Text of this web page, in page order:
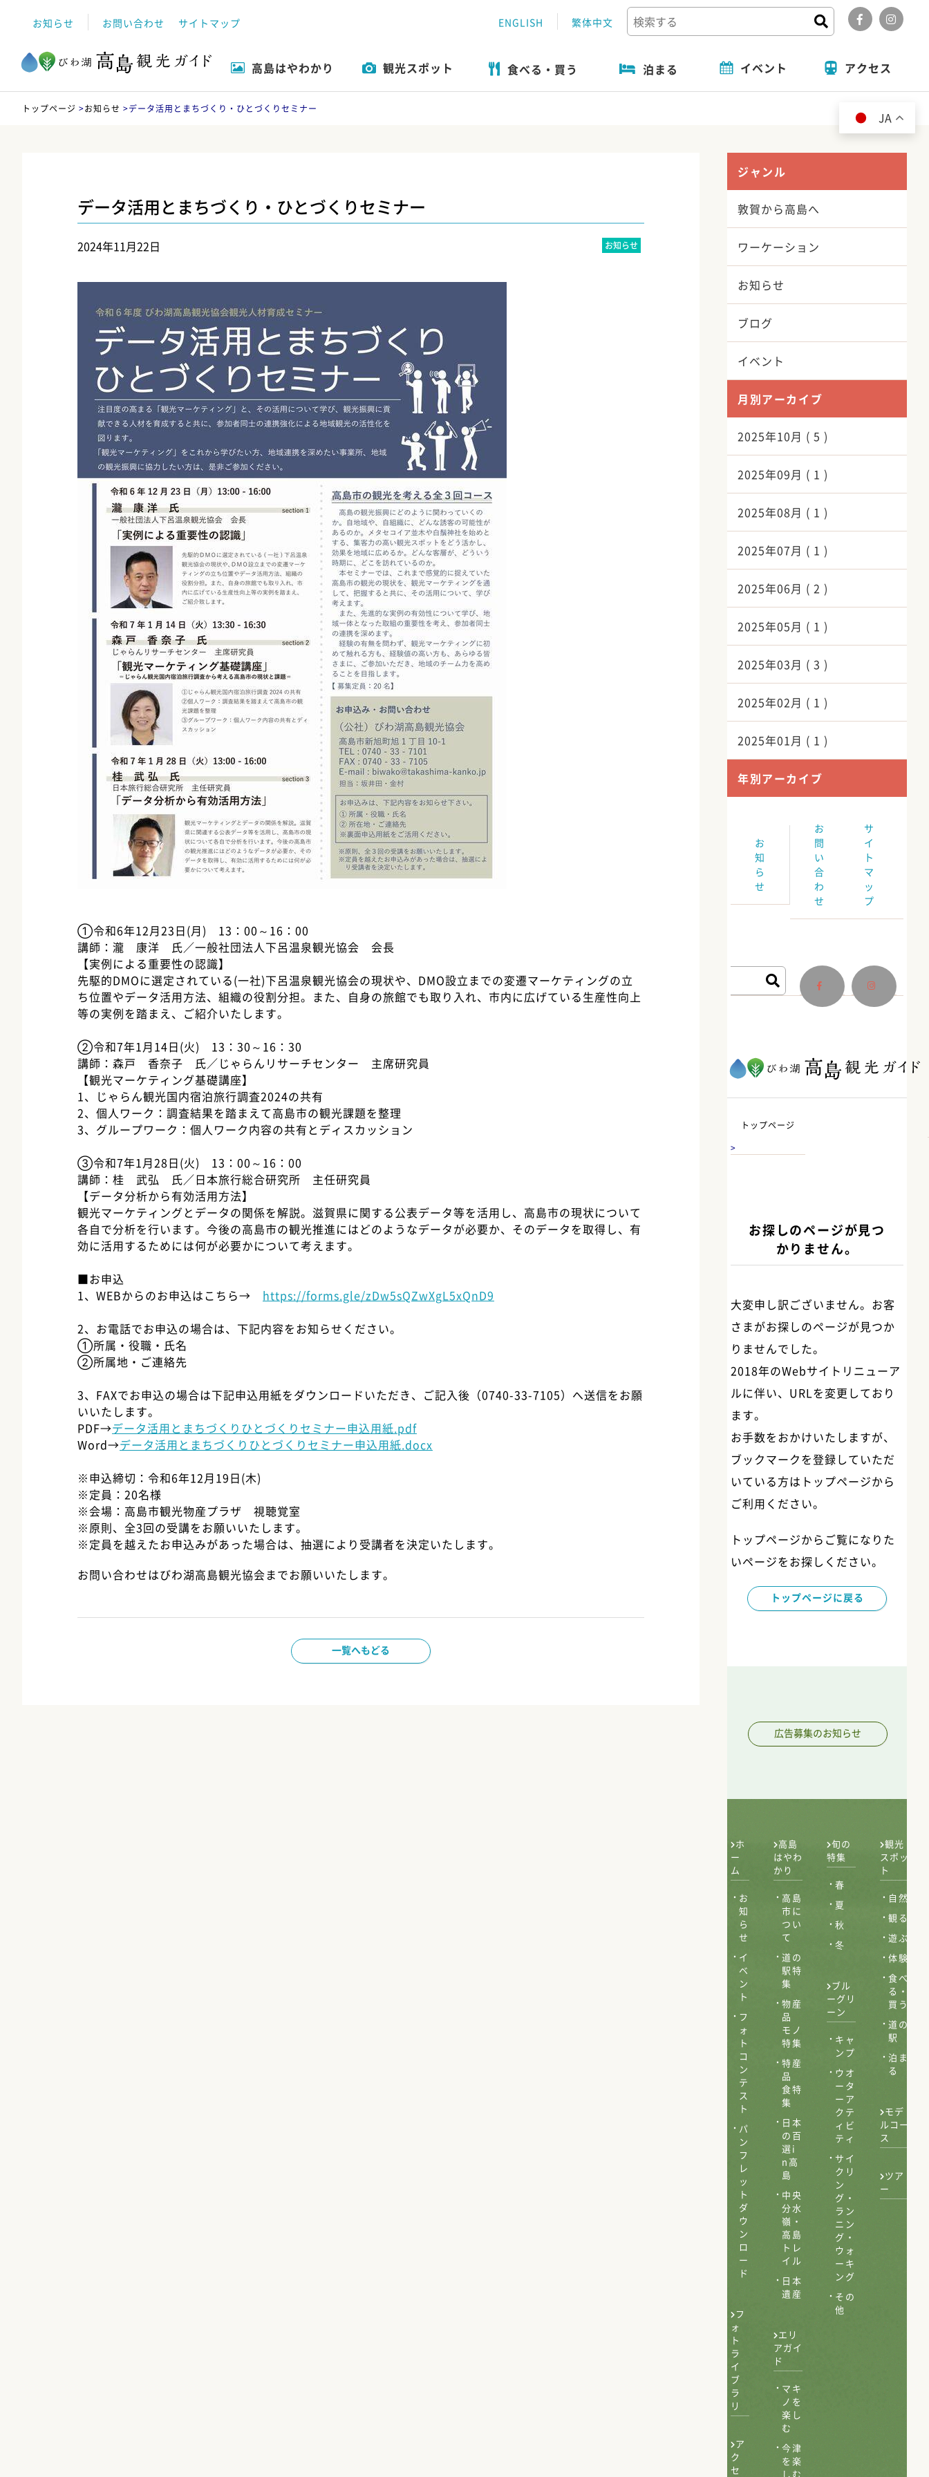
お知らせ お問い合わせ サイトマップ ENGLISH 繁体中文
高島はやわかり
高島市について
観光スポット
自然 観る
食べる・買う 泊まる イベント
イベント
アクセス
トップページ >お知らせ >データ活用とまちづくり・ひとづくりセミナー
データ活用とまちづくり・ひとづくりセミナー
2024年11月22日 お知らせ
①令和6年12月23日(月) 13：00～16：00
講師：瀧 康洋 氏／一般社団法人下呂温泉観光協会 会長
【実例による重要性の認識】
先駆的DMOに選定されている(一社)下呂温泉観光協会の現状や、DMO設立までの変遷マーケティングの立
ち位置やデータ活用方法、組織の役割分担。また、自身の旅館でも取り入れ、市内に広げている生産性向上
等の実例を踏まえ、ご紹介いたします。
②令和7年1月14日(火) 13：30～16：30
講師：森戸 香奈子 氏／じゃらんリサーチセンター 主席研究員
【観光マーケティング基礎講座】
1、じゃらん観光国内宿泊旅行調査2024の共有
2、個人ワーク：調査結果を踏まえて高島市の観光課題を整理
3、グループワーク：個人ワーク内容の共有とディスカッション
③令和7年1月28日(火) 13：00～16：00
講師：桂 武弘 氏／日本旅行総合研究所 主任研究員
【データ分析から有効活用方法】
観光マーケティングとデータの関係を解説。滋賀県に関する公表データ等を活用し、高島市の現状について
各自で分析を行います。今後の高島市の観光推進にはどのようなデータが必要か、そのデータを取得し、有
効に活用するためには何が必要かについて考えます。
■お申込
1、WEBからのお申込はこちら→ https://forms.gle/zDw5sQZwXgL5xQnD9
2、お電話でお申込の場合は、下記内容をお知らせください。
①所属・役職・氏名
②所属地・ご連絡先
3、FAXでお申込の場合は下記申込用紙をダウンロードいただき、ご記入後（0740-33-7105）へ送信をお願
いいたします。
PDF→データ活用とまちづくりひとづくりセミナー申込用紙.pdf
Word→データ活用とまちづくりひとづくりセミナー申込用紙.docx
※申込締切：令和6年12月19日(木)
※定員：20名様
※会場：高島市観光物産プラザ 視聴覚室
※原則、全3回の受講をお願いいたします。
※定員を越えたお申込みがあった場合は、抽選により受講者を決定いたします。
お問い合わせはびわ湖高島観光協会までお願いいたします。
一覧へもどる
ジャンル
敦賀から高島へ
ワーケーション
お知らせ
ブログ
イベント
月別アーカイブ
2025年10月 ( 5 )
2025年09月 ( 1 )
2025年08月 ( 1 )
2025年07月 ( 1 )
2025年06月 ( 2 )
2025年05月 ( 1 )
2025年03月 ( 3 )
2025年02月 ( 1 )
2025年01月 ( 1 )
年別アーカイブ
お
知
ら
せ
お
問
い
合
わ
せ
サ
イ
ト
マ
ッ
プ
L
I
中
文
つ
て
集
ド
自
観
イベン
トップページ
>
お探しのページが見つ
かりません。
大変申し訳ございません。お客
さまがお探しのページが見つか
りませんでした。
2018年のWebサイトリニューア
ルに伴い、URLを変更しており
ます。
お手数をおかけいたしますが、
ブックマークを登録していただ
いている方はトップページから
ご利用ください。
トップページからご覧になりた
いページをお探しください。
トップページに戻る
広告募集のお知らせ
ホ
ー
ム
お
知
ら
せ
イ
ベ
ン
ト
フ
ォ
ト
コ
ン
テ
ス
ト
パ
ン
フ
レ
ッ
ト
ダ
ウ
ン
ロ
ー
ド
フ
ォ
ト
ラ
イ
ブ
ラ
リ
ア
ク
セ
高島
はやわ
かり
高島
市に
つい
て
道の
駅特
集
物産
品
モノ
特集
特産
品
食特
集
日本
の百
選i
n高
島
中央
分水
嶺・
高島
トレ
イル
日本
遺産
エリ
アガイ
ド
マキ
ノを
楽し
む
今津
を楽
しむ
旬の
特集
春
夏
秋
冬
ブル
ーグリ
ーン
キャ
ンプ
ウオ
ータ
ーア
クテ
ィビ
ティ
サイ
クリ
ン
グ・
ラン
ニン
グ・
ウォ
ーキ
ング
その
他
観光
スポッ
ト
自然
観る
遊ぶ
体験
食べ
る・
買う
道の
駅
泊ま
る
モデ
ルコー
ス
ツア
ー
JA